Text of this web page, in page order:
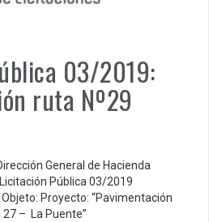
03/2019:
ruta Nº29
General de Hacienda
Pública 03/2019
Proyecto: “Pavimentación
– La Puente”